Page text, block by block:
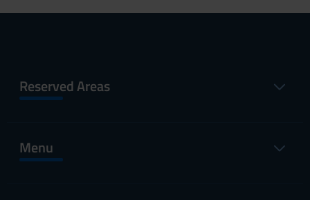
Reserved Areas
Menu